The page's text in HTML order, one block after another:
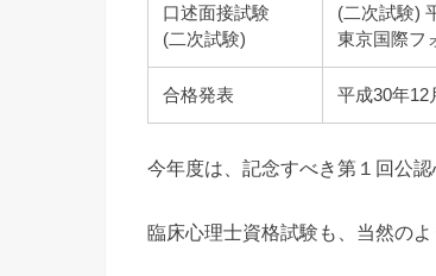
口述面接試験
(二次試験)
(二次試験)
東京国際フ
合格発表 平成30年12
今年度は、記念すべき第１回公認
臨床心理士資格試験も、当然のよ